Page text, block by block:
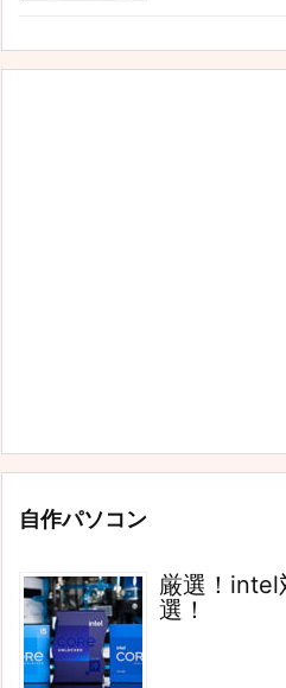
自作パソコン
厳選！intel
選！